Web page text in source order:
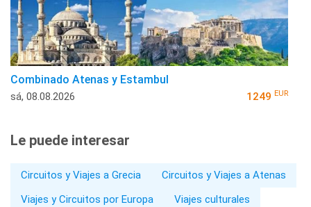
Combinado Atenas y Estambul
sá, 08.08.2026 1249 EUR
Le puede interesar
Circuitos y Viajes a Grecia
Circuitos y Viajes a Atenas
Viajes y Circuitos por Europa
Viajes culturales